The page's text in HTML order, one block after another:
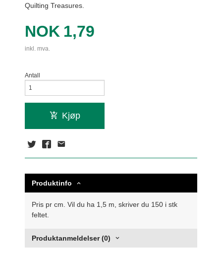
Quilting Treasures.
Pris
NOK 1,79
inkl. mva.
Antall
Kjøp
Produktinfo
Pris pr cm. Vil du ha 1,5 m, skriver du 150 i stk
feltet.
Produktanmeldelser (0)